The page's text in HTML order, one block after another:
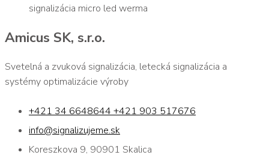
signalizácia micro led werma
Amicus SK, s.r.o.
Svetelná a zvuková signalizácia, letecká signalizácia a
systémy optimalizácie výroby
+421 34 6648644 +421 903 517676
info@signalizujeme.sk
Koreszkova 9, 90901 Skalica